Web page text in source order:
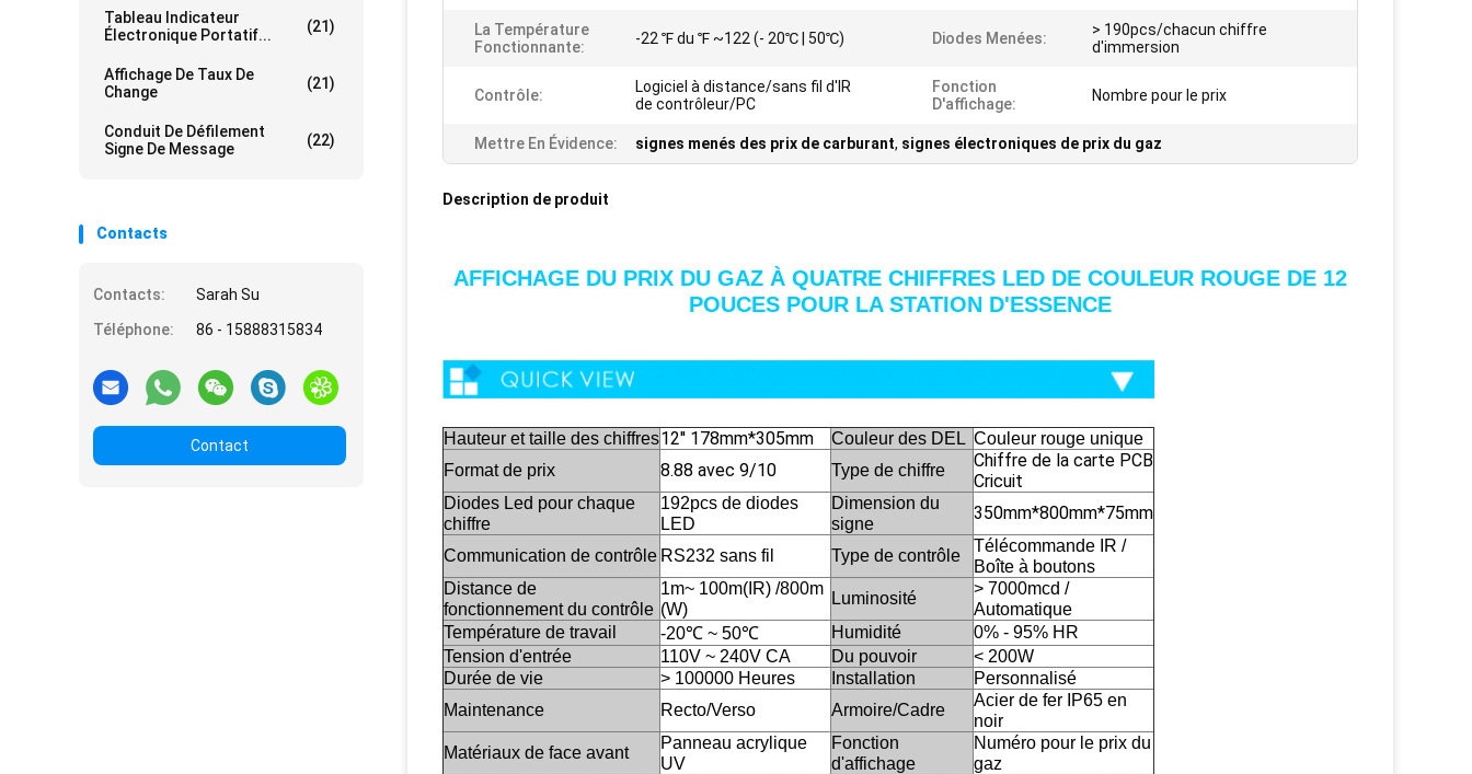
Tableau Indicateur
Électronique Portatif...
(21)
Affichage De Taux De
Change
(21)
Conduit De Défilement
Signe De Message
(22)
Contacts
Contacts:
Sarah Su
Téléphone:
86 - 15888315834
Contact
La Température
Fonctionnante:
-22 ℉ du ℉ ~122 (- 20℃ | 50℃) Diodes Menées:
> 190pcs/chacun chiffre
d'immersion
Contrôle:
Logiciel à distance/sans fil d'IR
de contrôleur/PC
Fonction
D'affichage:
Nombre pour le prix
Mettre En Évidence: signes menés des prix de carburant, signes électroniques de prix du gaz
Description de produit
AFFICHAGE DU PRIX DU GAZ À QUATRE CHIFFRES LED DE COULEUR ROUGE DE 12
POUCES POUR LA STATION D'ESSENCE
Hauteur et taille des chiffres12'' 178mm*305mm Couleur des DEL Couleur rouge unique
Format de prix
8.88 avec 9/10 Type de chiffre
Chiffre de la carte PCB
Cricuit
Diodes Led pour chaque
chiffre
192pcs de diodes
LED
Dimension du
signe
350mm*800mm*75mm
Communication de contrôle RS232 sans fil Type de contrôle
Télécommande IR /
Boîte à boutons
Distance de
fonctionnement du contrôle
1m~ 100m(IR) /800m
(W)
Luminosité
> 7000mcd /
Automatique
Température de travail
-20℃ ~ 50℃ Humidité
0% - 95% HR
Tension d'entrée
110V ~ 240V CA Du pouvoir
< 200W
Durée de vie
> 100000 Heures Installation
Personnalisé
Maintenance
Recto/Verso Armoire/Cadre
Acier de fer IP65 en
noir
Matériaux de face avant
Panneau acrylique
UV
Fonction
d'affichage
Numéro pour le prix du
gaz